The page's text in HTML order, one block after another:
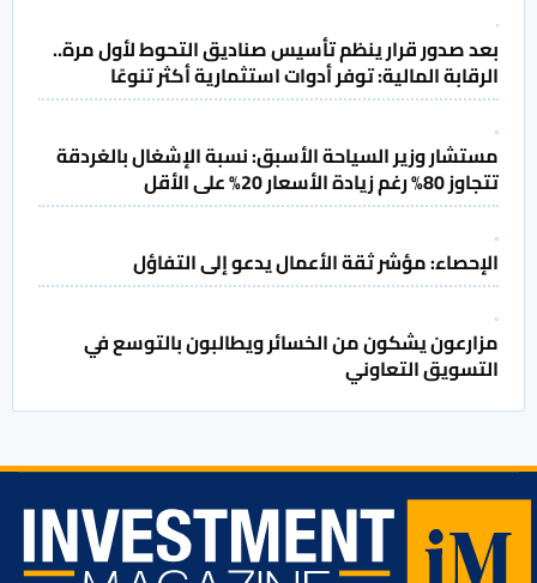
بعد صدور قرار ينظم تأسيس صناديق التحوط لأول مرة..
الرقابة المالية: توفر أدوات استثمارية أكثر تنوعًا
مستشار وزير السياحة الأسبق: نسبة الإشغال بالغردقة
تتجاوز 80% رغم زيادة الأسعار 20% على الأقل
الإحصاء: مؤشر ثقة الأعمال يدعو إلى التفاؤل
مزارعون يشكون من الخسائر ويطالبون بالتوسع في
التسويق التعاوني